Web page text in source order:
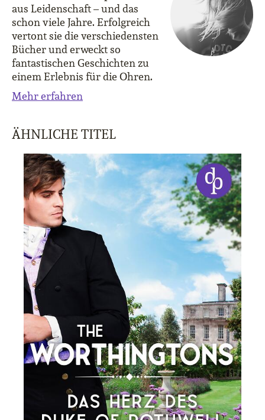
aus Leidenschaft – und das
schon viele Jahre. Erfolgreich
vertont sie die verschiedensten
Bücher und erweckt so
fantastischen Geschichten zu
einem Erlebnis für die Ohren.
Mehr erfahren
ÄHNLICHE TITEL